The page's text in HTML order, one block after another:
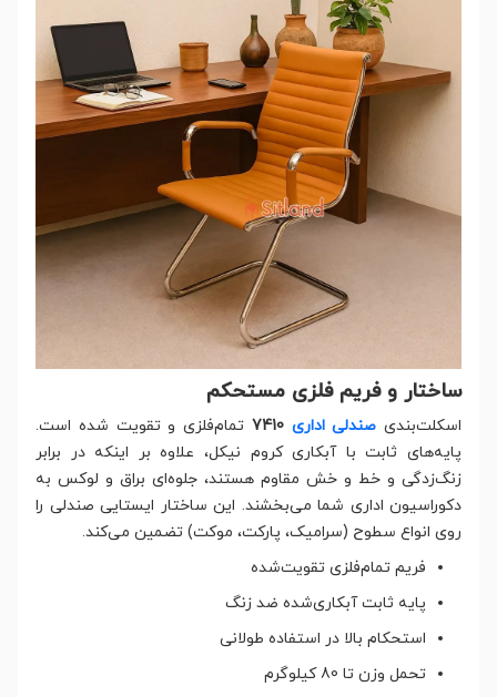
ساختار و فریم فلزی مستحکم
اسکلت‌بندی صندلی اداری 7410
تمام‌فلزی و تقویت شده است.
پایه‌های ثابت با آبکاری کروم نیکل، علاوه بر اینکه در برابر
زنگ‌زدگی و خط و خش مقاوم هستند، جلوه‌ای براق و لوکس به
دکوراسیون اداری شما می‌بخشند. این ساختار ایستایی صندلی را
روی انواع سطوح (سرامیک، پارکت، موکت) تضمین می‌کند.
فریم تمام‌فلزی تقویت‌شده
پایه ثابت آبکاری‌شده ضد زنگ
استحکام بالا در استفاده طولانی
تحمل وزن تا 80 کیلوگرم